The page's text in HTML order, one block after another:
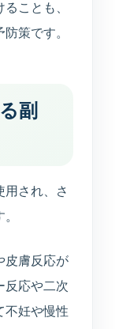
ことも、
策です。
副
用され、さ
皮膚反応が
反応や二次
不妊や慢性